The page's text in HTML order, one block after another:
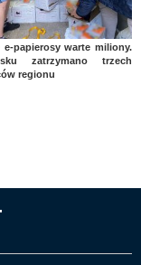
e-papierosy warte miliony.
zatrzymano trzech
regionu